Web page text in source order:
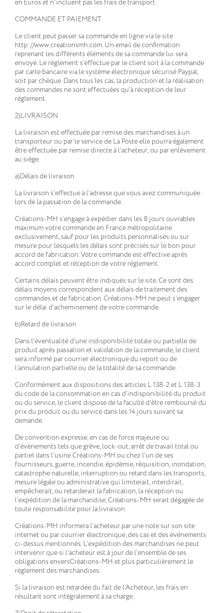
en Euros et n'incluent pas les frais de transport.
COMMANDE ET PAIEMENT
Le client peut passer sa commande en ligne via le site
http://www.creationsmh.com. Un email de confirmation
reprenant les différents éléments de sa commande lui sera
envoyé. Le règlement s’effectue par le client soit à la commande
par carte bancaire via le système électronique sécurisé Paypal,
soit par chèque. Dans tous les cas, la production et la réalisation
des commandes ne sont effectuées qu’à réception de leur
règlement.
2)LIVRAISON
La livraison est effectuée par remise des marchandises à un
transporteur ou par le service de La Poste elle pourra également
être effectuée par remise directe à l’acheteur, ou par enlèvement
au siège.
a)Délais de livraison
La livraison s’effectue à l’adresse que vous avez communiquée
lors de la passation de la commande.
Créations-MH s’engage à expédier dans les 8 jours ouvrables
maximum votre commande en France métropolitaine
exclusivement, sauf pour les produits personnalisés ou sur
mesure pour lesquels les délais sont précisés sur le bon pour
accord de fabrication. Votre commande est effective après
accord complet et réception de votre règlement.
Certains délais peuvent être indiqués sur le site. Ce sont des
délais moyens correspondent aux délais de traitement des
commandes et de fabrication. Créations-MH ne peut s’engager
sur le délai d’acheminement de votre commande.
b)Retard de livraison
Dans l’éventualité d’une indisponibilité totale ou partielle de
produit après passation et validation de la commande, le client
sera informé par courrier électronique du report ou de
l’annulation partielle ou de la totalité de sa commande.
Conformément aux dispositions des articles L 138-2 et L 138-3
du code de la consommation en cas d’indisponibilité du produit
ou du service, le client dispose de la faculté d’être remboursé du
prix du produit ou du service dans les 14 jours suivant sa
demande.
De convention expresse, en cas de force majeure ou
d’évènements tels que grève, lock-out, arrêt de travail total ou
partiel dans l’usine Créations-MH ou chez l’un de ses
fournisseurs, guerre, incendie, épidémie, réquisition, inondation,
catastrophe naturelle, interruption ou retard dans les transports,
mesure légale ou administrative qui limiterait, interdirait,
empêcherait, ou retarderait la fabrication, la réception ou
l’expédition de la marchandise, Créations-MH serait dégagée de
toute responsabilité pour la livraison.
Créations-MH informera l’acheteur par une note sur son site
internet ou par courrier électronique, des cas et des événements
ci-dessus mentionnés. L’expédition des marchandises ne peut
intervenir que si l’acheteur est à jour de l’ensemble de ses
obligations enversCréations-MH et plus particulièrement le
règlement des marchandises.
Si la livraison est retardée du fait de l’Acheteur, les frais en
résultant sont intégralement à sa charge.